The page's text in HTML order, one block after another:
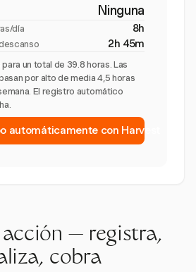
Ninguna
día 8h
2h 45m
un total de 39.8 horas. Las
por alto de media 4,5 horas
El registro automático
automáticamente con Harvest
— registra,
cobra